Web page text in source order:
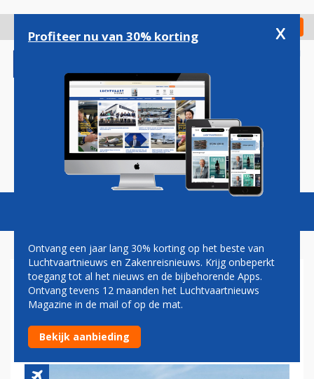
gaan
Check in
Magazine Podcasts Vacatures
MEDEWERKERS JET AIRWAYS
KOMEN SAMEN OP
VERJAARDAG MAATSCHAPPIJ
Profiteer nu van 30% korting x
Ontvang een jaar lang 30% korting op het beste van
Luchtvaartnieuws en Zakenreisnieuws. Krijg onbeperkt
toegang tot al het nieuws en de bijbehorende Apps.
Ontvang tevens 12 maanden het Luchtvaartnieuws
Magazine in de mail of op de mat.
Bekijk aanbieding